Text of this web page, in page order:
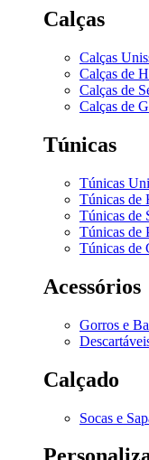
Calças
Calças
Calças de
Calças de
Calças de
Túnicas
Túnicas
Túnicas de
Túnicas de
Túnicas de
Túnicas de
Acessórios
Gorros e
Calçado
Socas e